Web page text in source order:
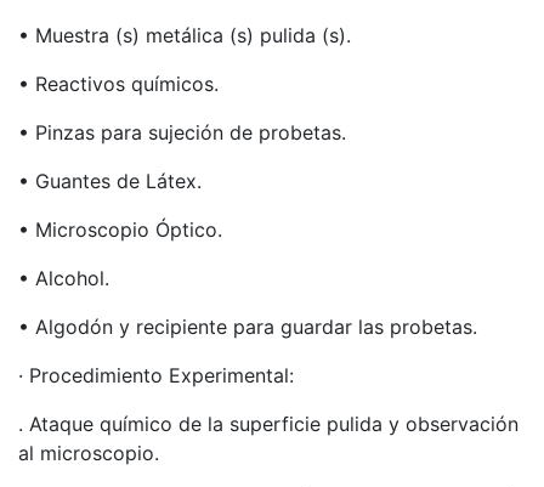
• Muestra (s) metálica (s) pulida (s).
• Reactivos químicos.
• Pinzas para sujeción de probetas.
• Guantes de Látex.
• Microscopio Óptico.
• Alcohol.
• Algodón y recipiente para guardar las probetas.
· Procedimiento Experimental:
. Ataque químico de la superficie pulida y observación
al microscopio.